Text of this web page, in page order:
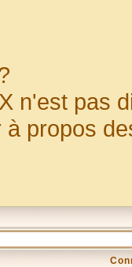
n'est pas
propos